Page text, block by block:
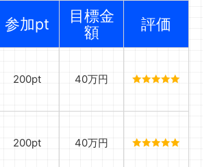
参加pt
目標金
額
評価
200pt 40万円
200pt 40万円